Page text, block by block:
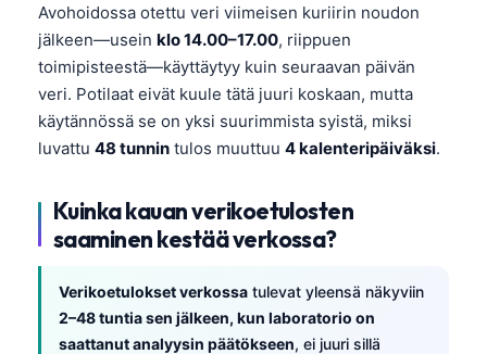
Avohoidossa otettu veri viimeisen kuriirin noudon
jälkeen—usein klo 14.00–17.00, riippuen
toimipisteestä—käyttäytyy kuin seuraavan päivän
veri. Potilaat eivät kuule tätä juuri koskaan, mutta
käytännössä se on yksi suurimmista syistä, miksi
luvattu 48 tunnin tulos muuttuu 4 kalenteripäiväksi.
Kuinka kauan verikoetulosten
saaminen kestää verkossa?
Verikoetulokset verkossa tulevat yleensä näkyviin
2–48 tuntia sen jälkeen, kun laboratorio on
saattanut analyysin päätökseen, ei juuri sillä